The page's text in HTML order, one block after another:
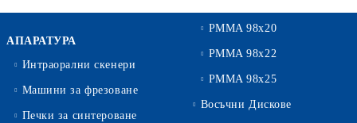
АПАРАТУРА
Интраорални скенери
Машини за фрезоване
Печки за синтероване
PMMA 98x20
PMMA 98x22
PMMA 98x25
Восъчни Дискове